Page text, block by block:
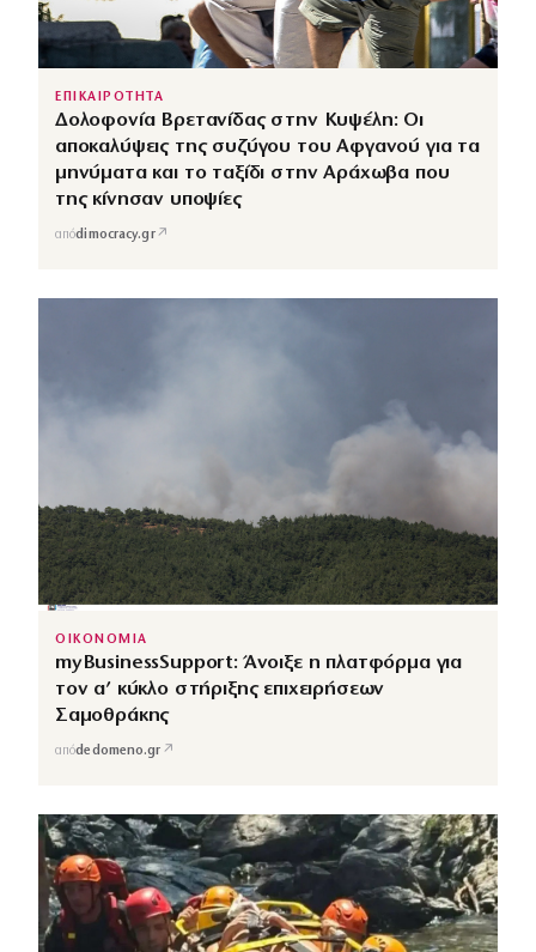
ΕΠΙΚΑΙΡΟΤΗΤΑ
Δολοφονία Βρετανίδας στην Κυψέλη: Οι
αποκαλύψεις της συζύγου του Αφγανού για τα
μηνύματα και το ταξίδι στην Αράχωβα που
της κίνησαν υποψίες
απόdimocracy.gr↗
ΟΙΚΟΝΟΜΙΑ
myBusinessSupport: Άνοιξε η πλατφόρμα για
τον α’ κύκλο στήριξης επιχειρήσεων
Σαμοθράκης
απόdedomeno.gr ↗